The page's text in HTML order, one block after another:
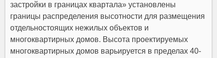
застройки в границах квартала» установлены
границы распределения высотности для размещения
отдельностоящих нежилых объектов и
многоквартирных домов. Высота проектируемых
многоквартирных домов варьируется в пределах 40-